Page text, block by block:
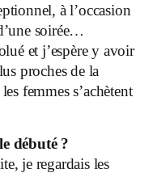
à l’occasion
soirée…
et j’espère y avoir
proches de la
femmes s’achètent
débuté ?
je regardais les